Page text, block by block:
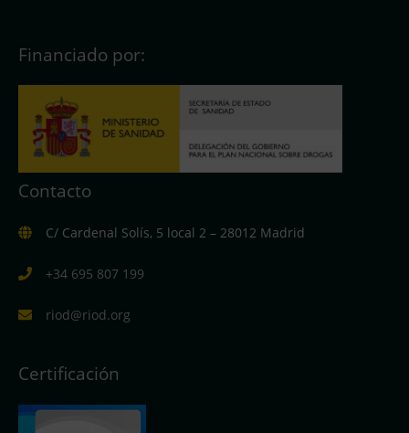
Financiado por:
Contacto
C/ Cardenal Solís, 5 local 2 – 28012 Madrid
+34 695 807 199
riod@riod.org
Certificación